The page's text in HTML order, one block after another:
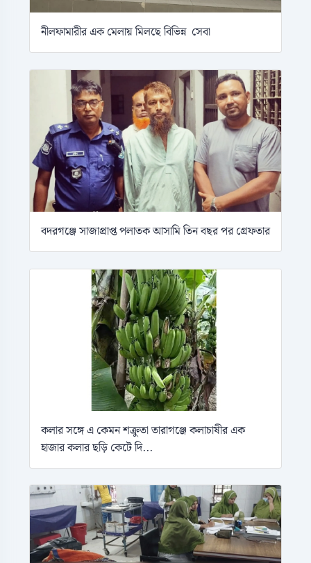
নীলফামারীর এক মেলায় মিলছে বিভিন্ন সেবা
বদরগঞ্জে সাজাপ্রাপ্ত পলাতক আসামি তিন বছর পর গ্রেফতার
কলার সঙ্গে এ কেমন শক্রুতা তারাগঞ্জে কলাচাষীর এক
হাজার কলার ছড়ি কেটে দি...